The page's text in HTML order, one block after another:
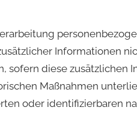
Informationen
sofern diese
Maßnahmen
oder identifizierbaren